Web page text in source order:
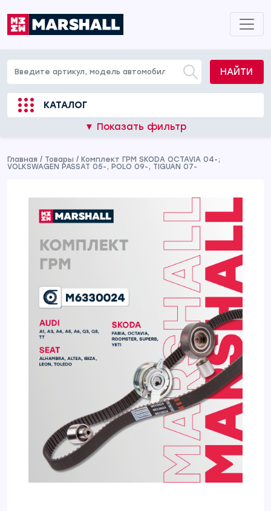
НАЙТИ
КАТАЛОГ
▼ Показать фильтр
Главная / Товары / Комплект ГРМ SKODA OCTAVIA 04-;
VOLKSWAGEN PASSAT 05-, POLO 09-, TIGUAN 07-